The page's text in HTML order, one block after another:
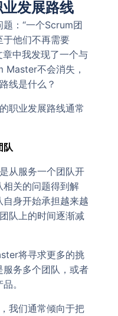
发展路线
：“一个Scrum团
于他们不再需要
中我发现了一个与
Master不会消失，
线是什么？
职业发展路线通常
队
从服务一个团队开
关的问题得到解
身开始承担越来越
队上的时间逐渐减
将寻求更多的挑
务多个团队，或者
。
我们通常倾向于把